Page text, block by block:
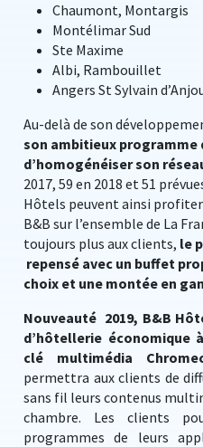
Chaumont, Montargis
Montélimar Sud
Ste Maxime
Albi, Rambouillet
Angers St Sylvain
Au-delà de son
son ambitieux programme
d’homogénéiser son
2017, 59 en 2018 et 51
Hôtels peuvent ainsi
B&B sur l’ensemble de La
toujours plus aux clients, le
repensé avec un buffet
choix et une montée en
Nouveauté 2019, B&B
d’hôtellerie économique
clé multimédia
permettra aux clients de
sans fil leurs contenus
chambre. Les clients
programmes de leurs